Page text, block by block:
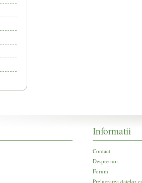
Informatii
Contact
Despre noi
Forum
Prelucrarea datelor